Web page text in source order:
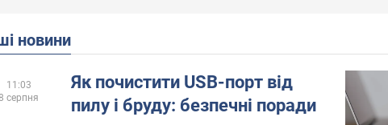
новини
Як почистити USB-порт від
пилу і бруду: безпечні поради
11:03
серпня